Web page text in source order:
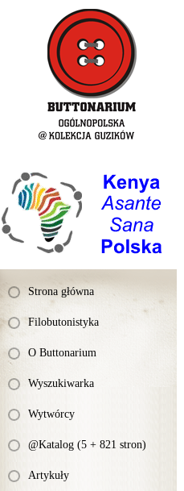
Strona główna
Filobutonistyka
O Buttonarium
Wyszukiwarka
Wytwórcy
@Katalog (5 + 821 stron)
Artykuły